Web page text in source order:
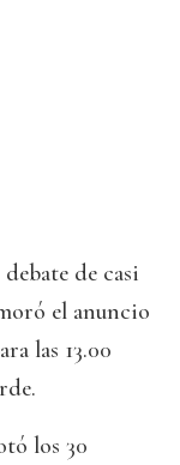
de casi
el anuncio
las 13.00
los 30